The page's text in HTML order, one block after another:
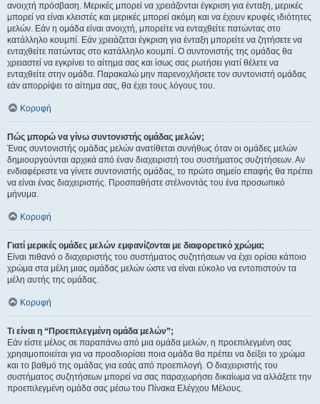
ανοιχτή πρόσβαση. Μερικές μπορεί να χρειάζονται έγκριση για ένταξη, μερικές
μπορεί να είναι κλειστές και μερικές μπορεί ακόμη και να έχουν κρυφές ιδιότητες
μελών. Εάν η ομάδα είναι ανοιχτή, μπορείτε να ενταχθείτε πατώντας στο
κατάλληλο κουμπί. Εάν χρειάζεται έγκριση για ένταξη μπορείτε να ζητήσετε να
ενταχθείτε πατώντας στο κατάλληλο κουμπί. Ο συντονιστής της ομάδας θα
χρειαστεί να εγκρίνει το αίτημα σας και ίσως σας ρωτήσει γιατί θέλετε να
ενταχθείτε στην ομάδα. Παρακαλώ μην παρενοχλήσετε τον συντονιστή ομάδας
εάν απορρίψει το αίτημα σας, θα έχει τους λόγους του.
Κορυφή
Πώς μπορώ να γίνω συντονιστής ομάδας μελών;
Ένας συντονιστής ομάδας μελών ανατίθεται συνήθως όταν οι ομάδες μελών
δημιουργούνται αρχικά από έναν διαχειριστή του συστήματος συζητήσεων. Αν
ενδιαφέρεστε να γίνετε συντονιστής ομάδας, το πρώτο σημείο επαφής θα πρέπει
να είναι ένας διαχειριστής. Προσπαθήστε στέλνοντάς του ένα προσωπικό
μήνυμα.
Κορυφή
Γιατί μερικές ομάδες μελών εμφανίζονται με διαφορετικό χρώμα;
Είναι πιθανό ο διαχειριστής του συστήματος συζητήσεων να έχει ορίσει κάποιο
χρώμα στα μέλη μιας ομάδας μελών ώστε να είναι εύκολο να εντοπιστούν τα
μέλη αυτής της ομάδας.
Κορυφή
Τι είναι η “Προεπιλεγμένη ομάδα μελών”;
Εάν είστε μέλος σε παραπάνω από μια ομάδα μελών, η προεπιλεγμένη σας
χρησιμοποιείται για να προσδιορίσει ποια ομάδα θα πρέπει να δείξει το χρώμα
και το βαθμό της ομάδας για εσάς από προεπιλογή. Ο διαχειριστής του
συστήματος συζητήσεων μπορεί να σας παραχωρήσει δικαίωμα να αλλάξετε την
προεπιλεγμένη ομάδα σας μέσω του Πίνακα Ελέγχου Μέλους.